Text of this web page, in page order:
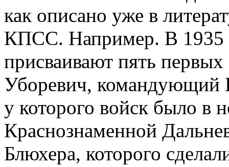
как описано уже в
КПСС. Например. В 1935
присваивают пять
Уборевич, командующий
у которого войск было в
Краснознаменной
Блюхера, которого